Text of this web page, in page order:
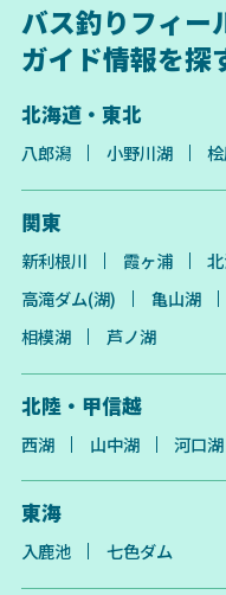
バス釣りフィー
ガイド情報を探
北海道・東北
八郎潟 小野川湖
関東
新利根川 霞ヶ浦
高滝ダム(湖)
亀山湖
相模湖
芦ノ湖
北陸・甲信越
西湖 山中湖 河口湖
東海
入鹿池 七色ダム